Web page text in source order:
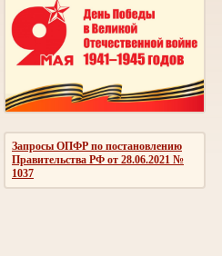
Запросы ОПФР по постановлению
Правительства РФ от 28.06.2021 №
1037